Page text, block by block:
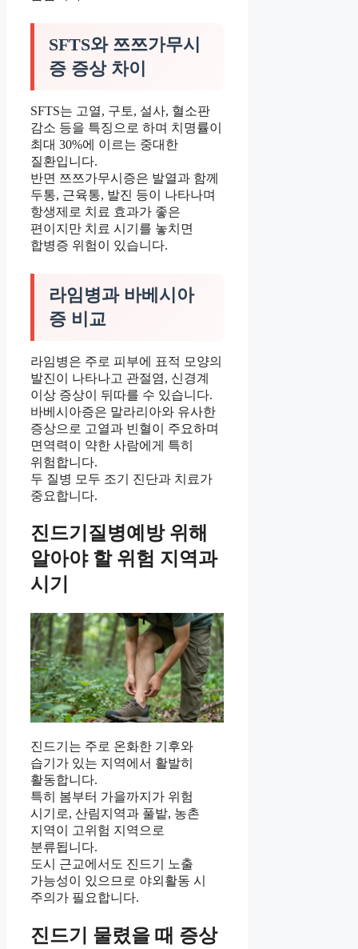
SFTS와 쯔쯔가무시
증 증상 차이
SFTS는 고열, 구토, 설사, 혈소판
감소 등을 특징으로 하며 치명률이
최대 30%에 이르는 중대한
질환입니다.
반면 쯔쯔가무시증은 발열과 함께
두통, 근육통, 발진 등이 나타나며
항생제로 치료 효과가 좋은
편이지만 치료 시기를 놓치면
합병증 위험이 있습니다.
라임병과 바베시아
증 비교
라임병은 주로 피부에 표적 모양의
발진이 나타나고 관절염, 신경계
이상 증상이 뒤따를 수 있습니다.
바베시아증은 말라리아와 유사한
증상으로 고열과 빈혈이 주요하며
면역력이 약한 사람에게 특히
위험합니다.
두 질병 모두 조기 진단과 치료가
중요합니다.
진드기질병예방 위해
알아야 할 위험 지역과
시기
진드기는 주로 온화한 기후와
습기가 있는 지역에서 활발히
활동합니다.
특히 봄부터 가을까지가 위험
시기로, 산림지역과 풀밭, 농촌
지역이 고위험 지역으로
분류됩니다.
도시 근교에서도 진드기 노출
가능성이 있으므로 야외활동 시
주의가 필요합니다.
진드기 물렸을 때 증상